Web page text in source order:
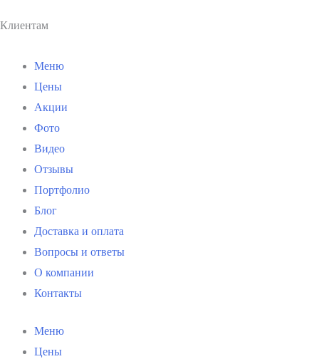
Клиентам
Меню
Цены
Акции
Фото
Видео
Отзывы
Портфолио
Блог
Доставка и оплата
Вопросы и ответы
О компании
Контакты
Меню
Цены